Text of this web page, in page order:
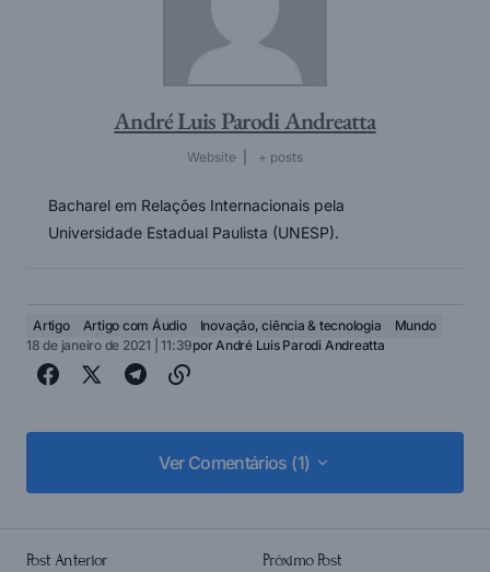
André Luis Parodi Andreatta
Website + posts
Bacharel em Relações Internacionais pela
Universidade Estadual Paulista (UNESP).
Artigo Artigo com Áudio Inovação, ciência & tecnologia
Mundo
18 de janeiro de 2021 | 11:39porAndré Luis Parodi Andreatta
Ver Comentários (1)
Ver Comentários (1)
Post Anterior
Próximo Post